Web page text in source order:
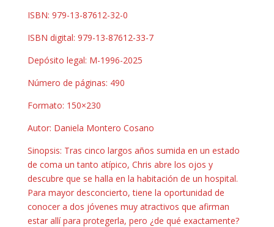
ISBN: 979-13-87612-32-0
ISBN digital: 979-13-87612-33-7
Depósito legal: M-1996-2025
Número de páginas: 490
Formato: 150×230
Autor: Daniela Montero Cosano
Sinopsis: Tras cinco largos años sumida en un estado
de coma un tanto atípico, Chris abre los ojos y
descubre que se halla en la habitación de un hospital.
Para mayor desconcierto, tiene la oportunidad de
conocer a dos jóvenes muy atractivos que afirman
estar allí para protegerla, pero ¿de qué exactamente?